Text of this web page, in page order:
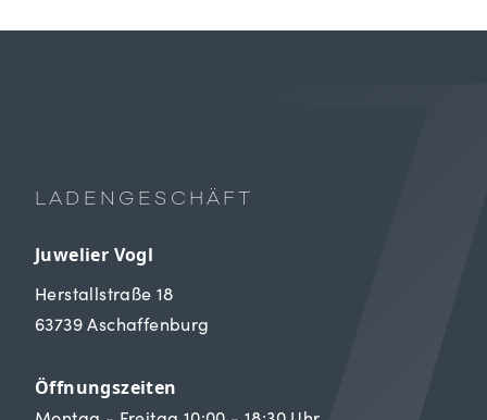
LADENGESCHÄFT
Juwelier Vogl
Herstallstraße 18
63739 Aschaffenburg
Öffnungszeiten